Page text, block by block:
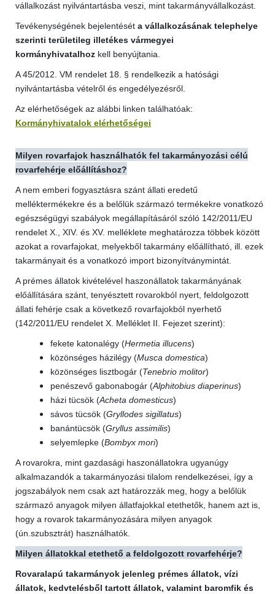
vállalkozást nyilvántartásba veszi, mint takarmányvállalkozást.
Tevékenységének bejelentését a vállalkozásának telephelye
szerinti területileg illetékes vármegyei
kormányhivatalhoz kell benyújtania.
A 45/2012. VM rendelet 18. § rendelkezik a hatósági
nyilvántartásba vételről és engedélyezésről.
Az elérhetőségek az alábbi linken találhatóak:
Kormányhivatalok elérhetőségei
Milyen rovarfajok használhatók fel takarmányozási célú
rovarfehérje előállításhoz?
A nem emberi fogyasztásra szánt állati eredetű
melléktermékekre és a belőlük származó termékekre vonatkozó
egészségügyi szabályok megállapításáról szóló 142/2011/EU
rendelet X., XIV. és XV. melléklete meghatározza többek között
azokat a rovarfajokat, melyekből takarmány előállítható, ill. ezek
takarmányait és a vonatkozó import bizonyítványmintát.
A prémes állatok kivételével haszonállatok takarmányának
előállítására szánt, tenyésztett rovarokból nyert, feldolgozott
állati fehérje csak a következő rovarfajokból nyerhető
(142/2011/EU rendelet X. Melléklet II. Fejezet szerint):
fekete katonalégy (Hermetia illucens)
közönséges házilégy (Musca domestica)
közönséges lisztbogár (Tenebrio molitor)
penészevő gabonabogár (Alphitobius diaperinus)
házi tücsök (Acheta domesticus)
sávos tücsök (Gryllodes sigillatus)
banántücsök (Gryllus assimilis)
selyemlepke (Bombyx mori)
A rovarokra, mint gazdasági haszonállatokra ugyanúgy
alkalmazandók a takarmányozási tilalom rendelkezései, így a
jogszabályok nem csak azt határozzák meg, hogy a belőlük
származó anyagok milyen állatfajokkal etethetők, hanem azt is,
hogy a rovarok takarmányozására milyen anyagok
(ún.szubsztrát) használhatók.
Milyen állatokkal etethető a feldolgozott rovarfehérje?
Rovaralapú takarmányok jelenleg prémes állatok, vízi
állatok, kedvtelésből tartott állatok, valamint baromfik és